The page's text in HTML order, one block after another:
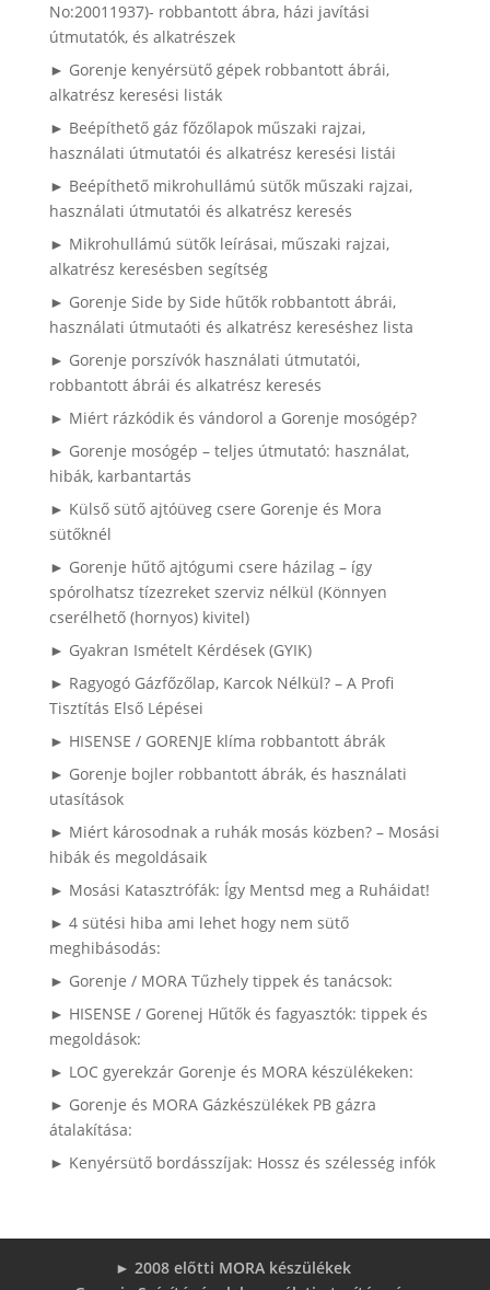
No:20011937)- robbantott ábra, házi javítási
útmutatók, és alkatrészek
► Gorenje kenyérsütő gépek robbantott ábrái,
alkatrész keresési listák
► Beépíthető gáz főzőlapok műszaki rajzai,
használati útmutatói és alkatrész keresési listái
► Beépíthető mikrohullámú sütők műszaki rajzai,
használati útmutatói és alkatrész keresés
► Mikrohullámú sütők leírásai, műszaki rajzai,
alkatrész keresésben segítség
► Gorenje Side by Side hűtők robbantott ábrái,
használati útmutaóti és alkatrész kereséshez lista
► Gorenje porszívók használati útmutatói,
robbantott ábrái és alkatrész keresés
► Miért rázkódik és vándorol a Gorenje mosógép?
► Gorenje mosógép – teljes útmutató: használat,
hibák, karbantartás
► Külső sütő ajtóüveg csere Gorenje és Mora
sütőknél
► Gorenje hűtő ajtógumi csere házilag – így
spórolhatsz tízezreket szerviz nélkül (Könnyen
cserélhető (hornyos) kivitel)
► Gyakran Ismételt Kérdések (GYIK)
► Ragyogó Gázfőzőlap, Karcok Nélkül? – A Profi
Tisztítás Első Lépései
► HISENSE / GORENJE klíma robbantott ábrák
► Gorenje bojler robbantott ábrák, és használati
utasítások
► Miért károsodnak a ruhák mosás közben? – Mosási
hibák és megoldásaik
► Mosási Katasztrófák: Így Mentsd meg a Ruháidat!
► 4 sütési hiba ami lehet hogy nem sütő
meghibásodás:
► Gorenje / MORA Tűzhely tippek és tanácsok:
► HISENSE / Gorenej Hűtők és fagyasztók: tippek és
megoldások:
► LOC gyerekzár Gorenje és MORA készülékeken:
► Gorenje és MORA Gázkészülékek PB gázra
átalakítása:
► Kenyérsütő bordásszíjak: Hossz és szélesség infók
► 2008 előtti MORA készülékek